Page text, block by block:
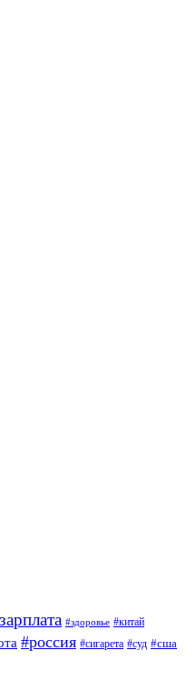
#здоровье #китай
#россия #сигарета #суд #сша